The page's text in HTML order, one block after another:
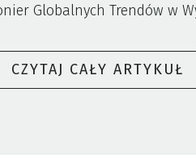
Globalnych Trendów w
CZYTAJ CAŁY ARTYKUŁ